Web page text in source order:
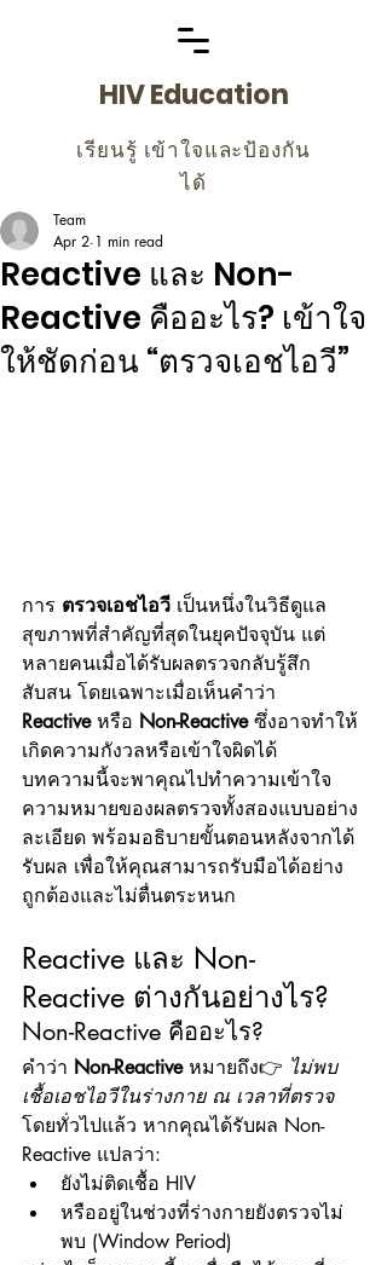
HIV Education
เรียนรู้ เข้าใจและป้องกัน
ได้
Reactive และ Non-
Reactive คืออะไร? เข้าใจ
ให้ชัดก่อน “ตรวจเอชไอวี”
Team
Apr 2 1 min read
การ ตรวจเอชไอวี เป็นหนึ่งในวิธีดูแล
สุขภาพที่สำคัญที่สุดในยุคปัจจุบัน แต่
หลายคนเมื่อได้รับผลตรวจกลับรู้สึก
สับสน โดยเฉพาะเมื่อเห็นคำว่า
Reactive หรือ Non-Reactive ซึ่งอาจทำให้
เกิดความกังวลหรือเข้าใจผิดได้
บทความนี้จะพาคุณไปทำความเข้าใจ
ความหมายของผลตรวจทั้งสองแบบอย่าง
ละเอียด พร้อมอธิบายขั้นตอนหลังจากได้
รับผล เพื่อให้คุณสามารถรับมือได้อย่าง
ถูกต้องและไม่ตื่นตระหนก
Reactive และ Non-
Reactive ต่างกันอย่างไร?
Non-Reactive คืออะไร?
คำว่า Non-Reactive หมายถึง👉 ไม่พบ
เชื้อเอชไอวีในร่างกาย ณ เวลาที่ตรวจ
โดยทั่วไปแล้ว หากคุณได้รับผล Non-
Reactive แปลว่า:
ยังไม่ติดเชื้อ HIV
หรืออยู่ในช่วงที่ร่างกายยังตรวจไม่
พบ (Window Period)